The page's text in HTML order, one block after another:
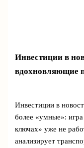
Инвестиции в
вдохновляющие
Инвестиции в
более «умные»:
ключах» уже не
анализирует